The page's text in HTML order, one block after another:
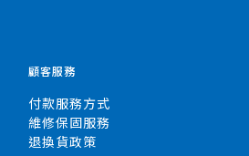
顧客服務
付款服務方式
維修保固服務
退換貨政策